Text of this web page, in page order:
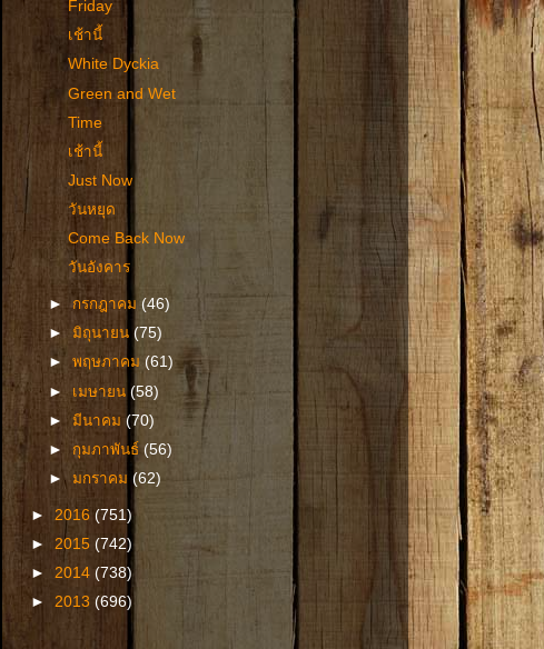
Friday
เช้านี้
White Dyckia
Green and Wet
Time
เช้านี้
Just Now
วันหยุด
Come Back Now
วันอังคาร
►กรกฎาคม(46)
► มิถุนายน(75)
►พฤษภาคม (61)
► เมษายน(58)
►มีนาคม(70)
► กุมภาพันธ์(56)
►มกราคม(62)
► 2016 (751)
► 2015 (742)
► 2014 (738)
► 2013 (696)